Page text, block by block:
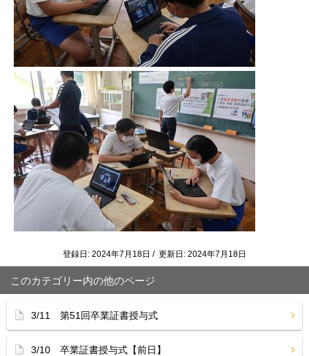
登録日: 2024年7月18日 / 更新日: 2024年7月18日
このカテゴリー内の他のページ
3/11 第51回卒業証書授与式
3/10 卒業証書授与式【前日】